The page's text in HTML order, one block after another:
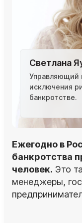
Светлана
Управляющий
исключения
банкротстве.
Ежегодно в
банкротства
человек. Это
менеджеры,